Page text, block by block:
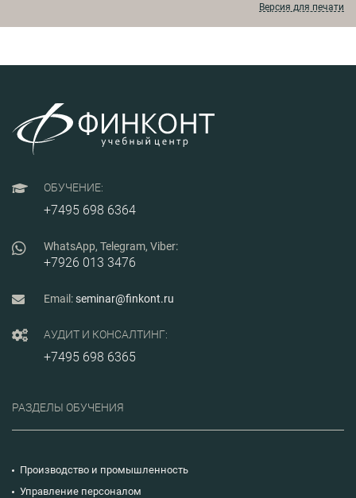
Версия для печати
ОБУЧЕНИЕ:
+7495 698 6364
WhatsApp, Telegram, Viber:
+7926 013 3476
Email:seminar@finkont.ru
АУДИТ И КОНСАЛТИНГ:
+7495 698 6365
РАЗДЕЛЫ ОБУЧЕНИЯ
Производство и промышленность
Управление персоналом